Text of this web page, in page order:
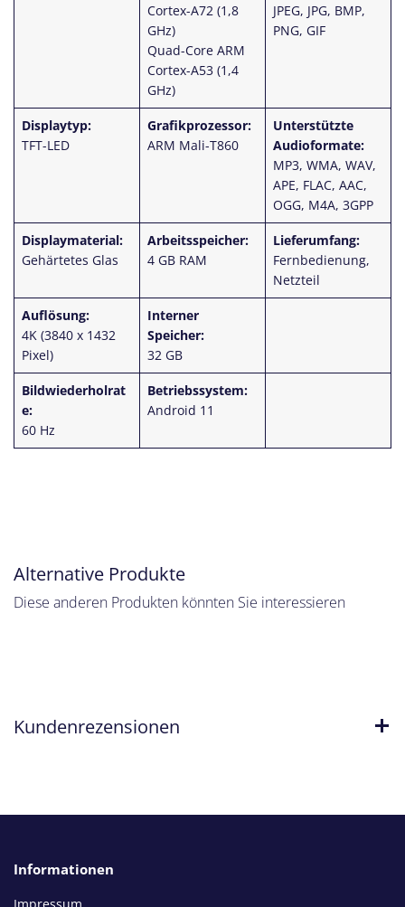
Cortex-A72 (1,8
GHz)
Quad-Core ARM
Cortex-A53 (1,4
GHz)
JPEG, JPG, BMP,
PNG, GIF
Displaytyp:
TFT-LED
Grafikprozessor:
ARM Mali-T860
Unterstützte
Audioformate:
MP3, WMA, WAV,
APE, FLAC, AAC,
OGG, M4A, 3GPP
Displaymaterial:
Gehärtetes Glas
Arbeitsspeicher:
4 GB RAM
Lieferumfang:
Fernbedienung,
Netzteil
Auflösung:
4K (3840 x 1432
Pixel)
Interner
Speicher:
32 GB
Bildwiederholrat
e:
60 Hz
Betriebssystem:
Android 11
Alternative Produkte
Diese anderen Produkten könnten Sie interessieren
Kundenrezensionen
Informationen